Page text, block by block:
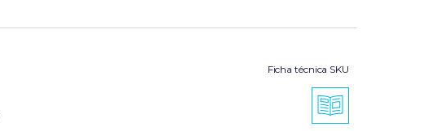
Ficha técnica SKU